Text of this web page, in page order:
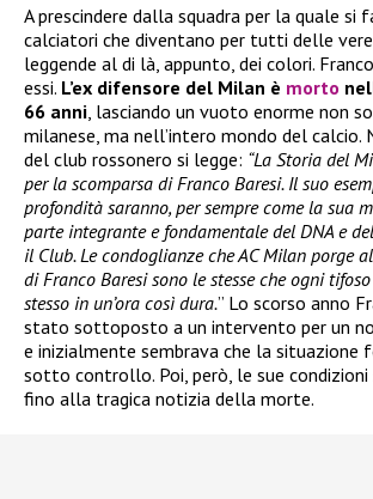
A prescindere dalla squadra per la quale si
calciatori che diventano per tutti delle
leggende al di là, appunto, dei colori.
essi. L’ex difensore del Milan è morto
66 anni, lasciando un vuoto enorme non
milanese, ma nell’intero mondo del calcio.
del club rossonero si legge: “La Storia del
per la scomparsa di Franco Baresi. Il suo
profondità saranno, per sempre come la sua
parte integrante e fondamentale del DNA e
il Club. Le condoglianze che AC Milan porge
di Franco Baresi sono le stesse che ogni
stesso in un’ora così dura.” Lo scorso anno
stato sottoposto a un intervento per un
e inizialmente sembrava che la situazione
sotto controllo. Poi, però, le sue
fino alla tragica notizia della morte.